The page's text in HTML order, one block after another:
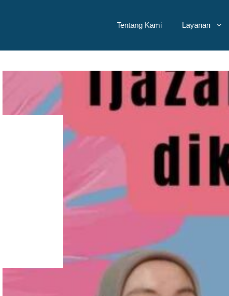
Tentang Kami Layanan